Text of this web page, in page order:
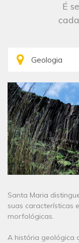
É
Santa Maria
suas características
morfológicas.
A história geológica